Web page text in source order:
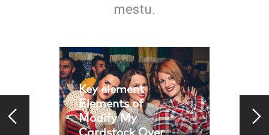
mestu.
Key element
Elements of
Modify My